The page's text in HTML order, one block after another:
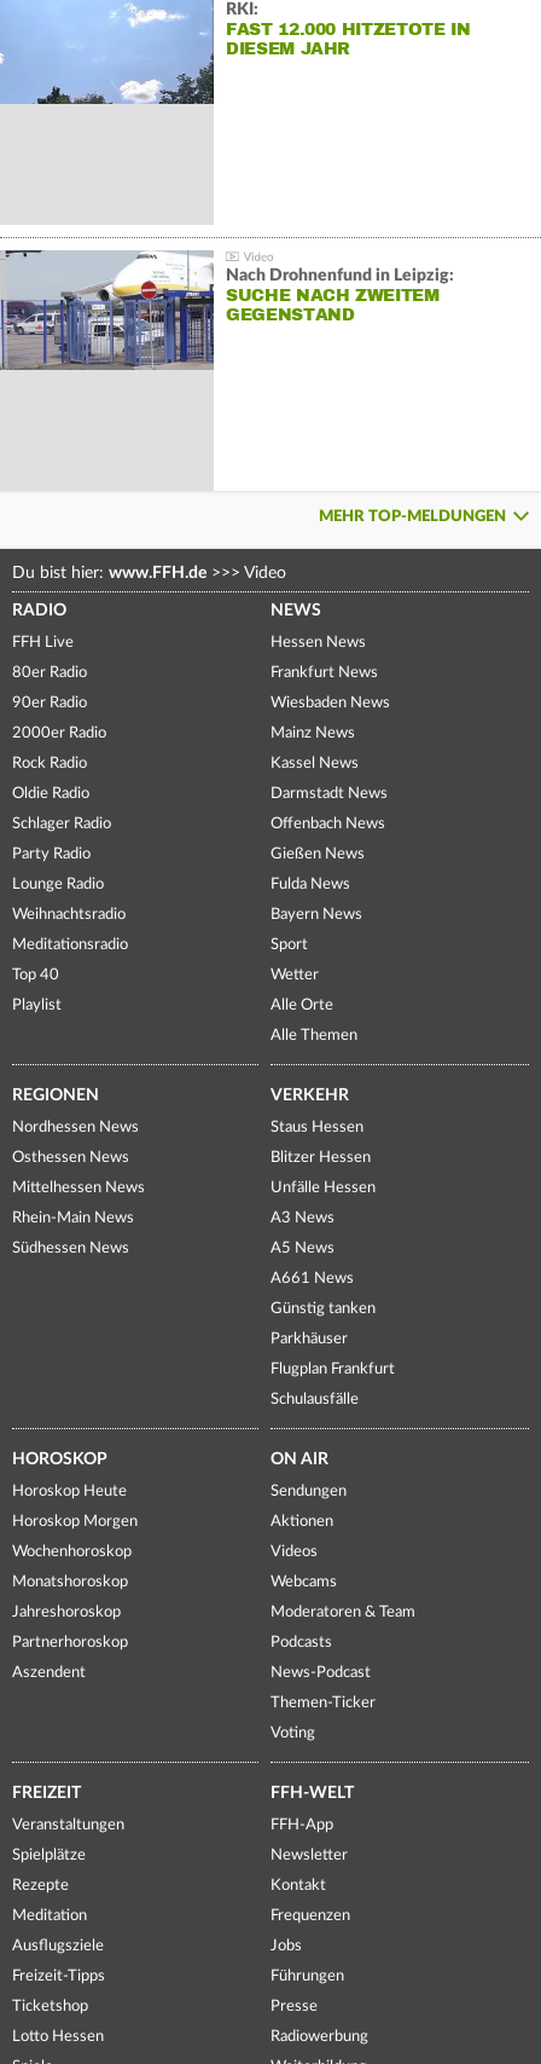
RKI:
FAST 12.000 HITZETOTE IN
DIESEM JAHR
Nach Drohnenfund in Leipzig:
SUCHE NACH ZWEITEM
GEGENSTAND
MEHR TOP-MELDUNGEN
Du bist hier: www.FFH.de >>> Video
RADIO
FFH Live
80er Radio
90er Radio
2000er Radio
Rock Radio
Oldie Radio
Schlager Radio
Party Radio
Lounge Radio
Weihnachtsradio
Meditationsradio
Top 40
Playlist
NEWS
Hessen News
Frankfurt News
Wiesbaden News
Mainz News
Kassel News
Darmstadt News
Offenbach News
Gießen News
Fulda News
Bayern News
Sport
Wetter
Alle Orte
Alle Themen
REGIONEN
Nordhessen News
Osthessen News
Mittelhessen News
Rhein-Main News
Südhessen News
VERKEHR
Staus Hessen
Blitzer Hessen
Unfälle Hessen
A3 News
A5 News
A661 News
Günstig tanken
Parkhäuser
Flugplan Frankfurt
Schulausfälle
HOROSKOP
Horoskop Heute
Horoskop Morgen
Wochenhoroskop
Monatshoroskop
Jahreshoroskop
Partnerhoroskop
Aszendent
ON AIR
Sendungen
Aktionen
Videos
Webcams
Moderatoren & Team
Podcasts
News-Podcast
Themen-Ticker
Voting
FREIZEIT
Veranstaltungen
Spielplätze
Rezepte
Meditation
Ausflugsziele
Freizeit-Tipps
Ticketshop
Lotto Hessen
FFH-WELT
FFH-App
Newsletter
Kontakt
Frequenzen
Jobs
Führungen
Presse
Radiowerbung